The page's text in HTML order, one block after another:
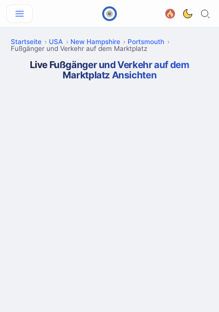
Startseite USA New Hampshire
Portsmouth
Fußgänger und Verkehr auf dem Marktplatz
Live Fußgänger und Verkehr auf dem
Marktplatz Ansichten